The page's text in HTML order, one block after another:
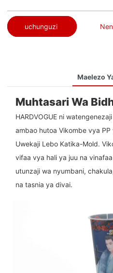
uchunguzi
Maelezo
Muhtasari Wa
HARDVOGUE ni
ambao hutoa Vikombe vya
Uwekaji Lebo Katika-Mold.
vifaa vya hali ya juu na
utunzaji wa nyumbani,
na tasnia ya divai.